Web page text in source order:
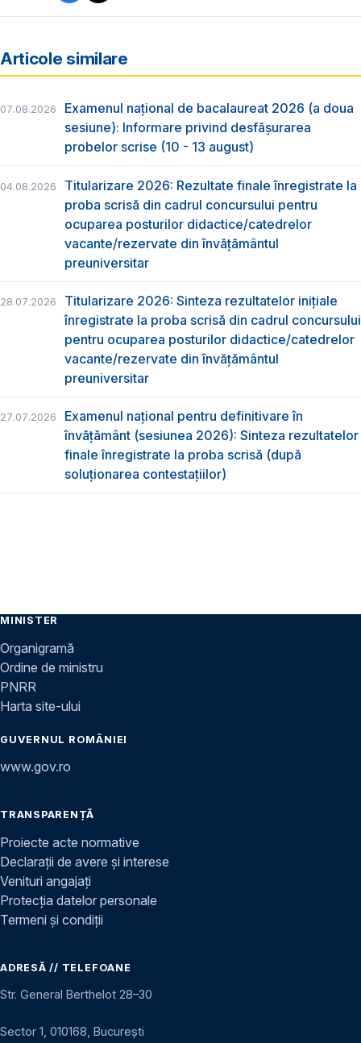
Articole similare
07.08.2026
Examenul național de bacalaureat 2026 (a doua
sesiune): Informare privind desfășurarea
probelor scrise (10 - 13 august)
04.08.2026
Titularizare 2026: Rezultate finale înregistrate la
proba scrisă din cadrul concursului pentru
ocuparea posturilor didactice/catedrelor
vacante/rezervate din învăţământul
preuniversitar
28.07.2026
Titularizare 2026: Sinteza rezultatelor inițiale
înregistrate la proba scrisă din cadrul concursului
pentru ocuparea posturilor didactice/catedrelor
vacante/rezervate din învăţământul
preuniversitar
27.07.2026
Examenul național pentru definitivare în
învățământ (sesiunea 2026): Sinteza rezultatelor
finale înregistrate la proba scrisă (după
soluționarea contestațiilor)
MINISTER
Organigramă
Ordine de ministru
PNRR
Harta site-ului
GUVERNUL ROMÂNIEI
www.gov.ro
TRANSPARENȚĂ
Proiecte acte normative
Declarații de avere și interese
Venituri angajați
Protecția datelor personale
Termeni și condiții
ADRESĂ // TELEFOANE
Str. General Berthelot 28–30
Sector 1, 010168, București